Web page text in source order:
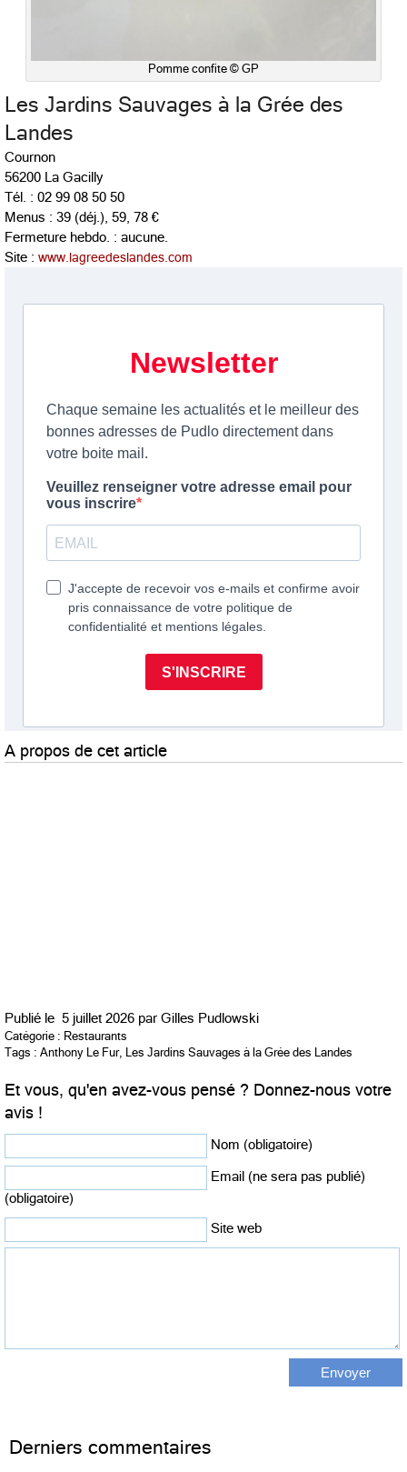
Pomme confite © GP
Les Jardins Sauvages à la Grée des
Landes
Cournon
56200 La Gacilly
Tél. : 02 99 08 50 50
Menus : 39 (déj.), 59, 78 €
Fermeture hebdo. : aucune.
Site : www.lagreedeslandes.com
A propos de cet article
Publié le 5 juillet 2026 par Gilles Pudlowski
Catégorie : Restaurants
Tags : Anthony Le Fur, Les Jardins Sauvages à la Grée des Landes
Et vous, qu'en avez-vous pensé ? Donnez-nous votre
avis !
Nom (obligatoire)
Email (ne sera pas publié)
(obligatoire)
Site web
Derniers commentaires